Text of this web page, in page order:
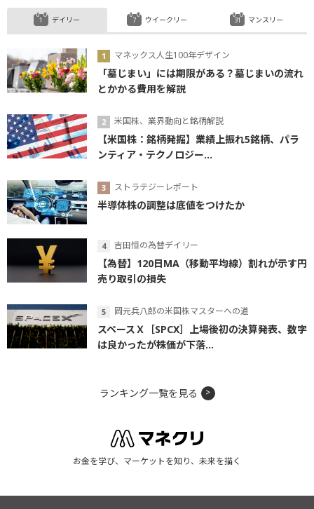
デイリー
マネックス人生100年デザイン
「墓じまい」には期限がある？墓じまいの流れ
とかかる費用を解説
米国株、業界動向と銘柄解説
【米国株：銘柄発掘】業績上振れ5銘柄、パラ
ンティア・テクノロジー...
ストラテジーレポート
半導体株の調整は底値をつけたか
吉田恒の為替デイリー
【為替】120日MA（移動平均線）割れが示す円
売り取引の損失
岡元兵八郎の米国株マスターへの道
スペースＸ［SPCX］上場後初の決算発表、数字
は良かったが株価が下落...
ウイークリー マンスリー
ランキング一覧を見る
お金を学び、マーケットを知り、未来を描く